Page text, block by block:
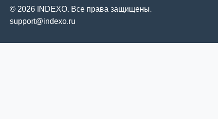
© 2026 INDEXO. Все права защищены.
support@indexo.ru